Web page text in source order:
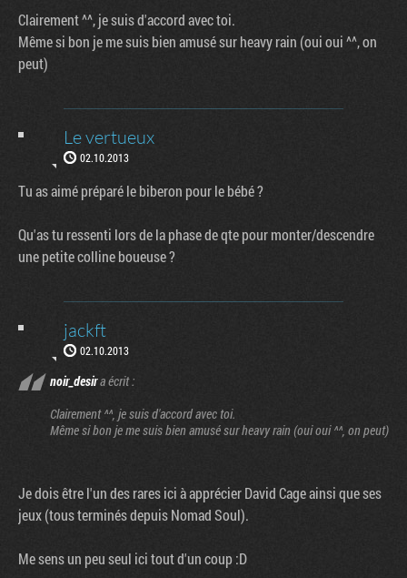
Clairement ^^, je suis d'accord avec toi.
Même si bon je me suis bien amusé sur heavy rain (oui oui ^^, on
peut)
Le vertueux
02.10.2013
Tu as aimé préparé le biberon pour le bébé ?
Qu'as tu ressenti lors de la phase de qte pour monter/descendre
une petite colline boueuse ?
jackft
02.10.2013
noir_desira écrit :
Clairement ^^, je suis d'accord avec toi.
Même si bon je me suis bien amusé sur heavy rain (oui oui ^^, on peut)
Je dois être l'un des rares ici à apprécier David Cage ainsi que ses
jeux (tous terminés depuis Nomad Soul).
Me sens un peu seul ici tout d'un coup :D